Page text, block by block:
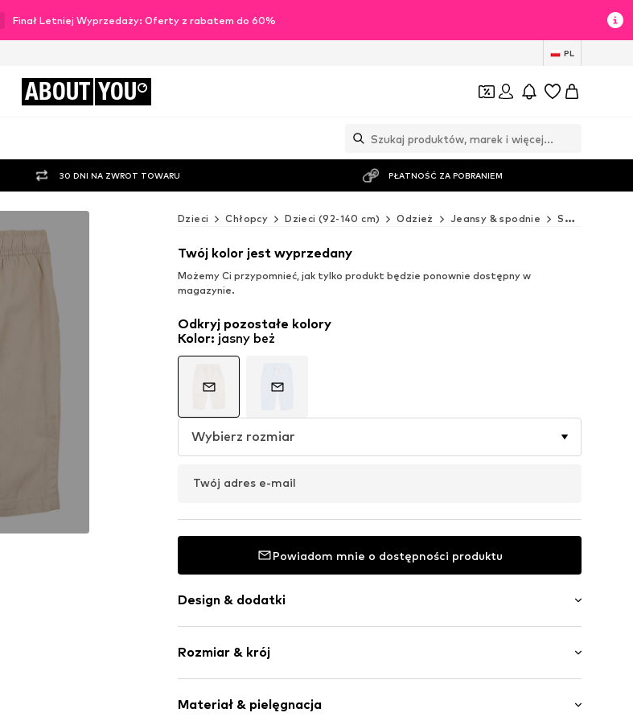
Finał Letniej Wyprzedaży: Oferty z rabatem do 60%
PL
ABOUT YOU
30 DNI NA ZWROT TOWARU PŁATNOŚĆ ZA POBRANIEM
Dzieci Chłopcy Dzieci (92-140 cm) Odzież Jeansy & spodnie Spodnie
Twój kolor jest wyprzedany
Możemy Ci przypomnieć, jak tylko produkt będzie ponownie dostępny w
magazynie.
Odkryj pozostałe kolory
Kolor: jasny beż
Wybierz rozmiar
Twój adres e-mail
Powiadom mnie o dostępności produktu
Design & dodatki
Obszyte brzegi
Ściągacz ze sznurkiem
Elastyczne zakończenie/szew
Rozmiar & krój
Krój: Normalny krój
Materiał & pielęgnacja